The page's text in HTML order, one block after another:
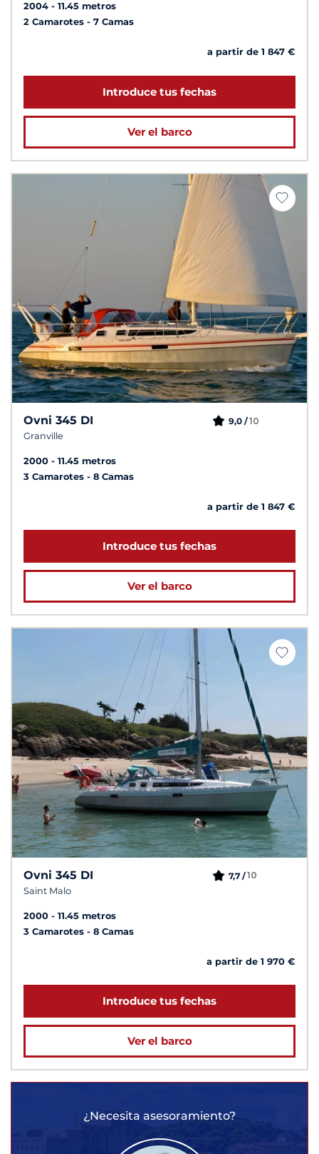
2004
11.45 metros
2 Camarotes
7 Camas
a partir de 1 847 €
Introduce tus fechas
Ver el barco
Ovni 345 DI
Granville
9,0 /10
2000
11.45 metros
3 Camarotes
8 Camas
a partir de 1 847 €
Introduce tus fechas
Ver el barco
Ovni 345 DI
Saint Malo
7,7 /10
2000
11.45 metros
3 Camarotes
8 Camas
a partir de 1 970 €
Introduce tus fechas
Ver el barco
¿Necesita asesoramiento?